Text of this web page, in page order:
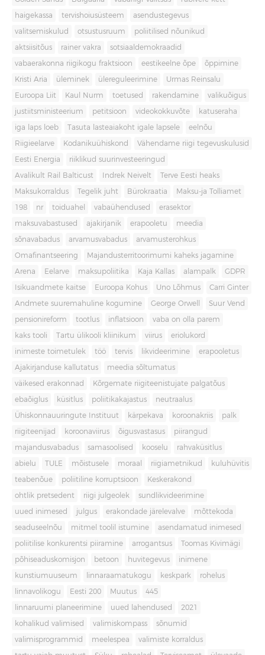
haigekassa tervishoiusüsteem asendustegevus
valitsemiskulud otsustusruum poliitilised nõunikud
aktsiisitõus rainer vakra sotsiaaldemokraadid
vabaerakonna riigikogu fraktsioon eestikeelne õpe õppimine
Kristi Aria üleminek ülereguleerimine Urmas Reinsalu
Euroopa Liit Kaul Nurm toetused rakendamine valikuõigus
justiitsministeerium petitsioon videokokkuvõte katuseraha
iga laps loeb Tasuta lasteaiakoht igale lapsele eelnõu
Riigieelarve Kodanikuühiskond Vähendame riigi tegevuskulusid
Eesti Energia riiklikud suurinvesteeringud
Avalikult Rail Balticust Indrek Neivelt Terve Eesti heaks
Maksukorraldus Tegelik juht Bürokraatia Maksu-ja Tolliamet
198 nr toiduahel vabaühendused erasektor
maksuvabastused ajakirjanik erapooletu meedia
sõnavabadus arvamusvabadus arvamusterohkus
Omafinantseering Majandusterritoorimumi kaheks jagamine
Arena Eelarve maksupoliitika Kaja Kallas alampalk GDPR
Isikuandmete kaitse Euroopa Kohus Uno Lõhmus Carri Ginter
Andmete suuremahuline kogumine George Orwell Suur Vend
pensionireform tootlus inflatsioon vaba on olla parem
kaks tooli Tartu ülikooli kliinikum viirus eriolukord
inimeste toimetulek töö tervis likvideerimine erapooletus
Ajakirjanduse kallutatus meedia sõltumatus
väikesed erakonnad Kõrgemate riigiteenistujate palgatõus
ebaõiglus küsitlus poliitikakajastus neutraalus
Ühiskonnauuringute Instituut kärpekava koroonakriis palk
riigiteenijad koroonaviirus õigusvastasus piirangud
majandusvabadus samasoolised kooselu rahvaküsitlus
abielu TULE mõistusele moraal riigiametnikud kuluhüvitis
teabenõue poliitiline korruptsioon Keskerakond
ohtlik pretsedent riigi julgeolek sundlikvideerimine
uued inimesed julgus erakondade järelevalve mõttekoda
seaduseelnõu mitmel toolil istumine asendamatud inimesed
poliitilise konkurentsi piiramine arrogantsus Toomas Kivimägi
põhiseaduskomisjon betoon huvitegevus inimene
kunstiumuuseum linnaraamatukogu keskpark rohelus
linnavolikogu Eesti 200 Muutus 445
linnaruumi planeerimine uued lahendused 2021
kohalikud valimised valimiskompass sõnumid
valimisprogrammid meelespea valimiste korraldus